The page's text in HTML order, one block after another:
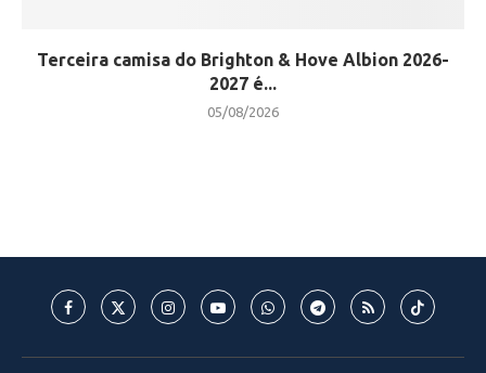
Terceira camisa do Brighton & Hove Albion 2026-
2027 é...
05/08/2026